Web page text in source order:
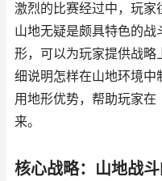
激烈的比赛经过中，玩家
山地无疑是颇具特色的
形，可以为玩家提供战
细说明怎样在山地环境中
用地形优势，帮助玩家
来。
核心战略：山地战